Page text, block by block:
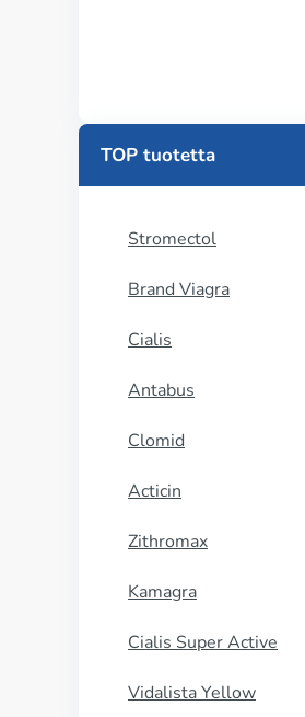
TOP tuotetta
Stromectol
Brand Viagra
Cialis
Antabus
Clomid
Acticin
Zithromax
Kamagra
Cialis Super Active
Vidalista Yellow